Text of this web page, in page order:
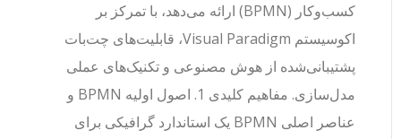
کسب‌وکار (BPMN) ارائه می‌دهد، با تمرکز بر
اکوسیستم Visual Paradigm، قابلیت‌های چت‌بات
پشتیبانی‌شده از هوش مصنوعی و تکنیک‌های عملی
مدل‌سازی. مفاهیم کلیدی 1. اصول اولیه BPMN و
عناصر اصلی BPMN یک استاندارد گرافیکی برای